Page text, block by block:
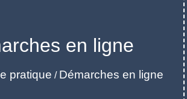
en ligne
pratique / Démarches en ligne